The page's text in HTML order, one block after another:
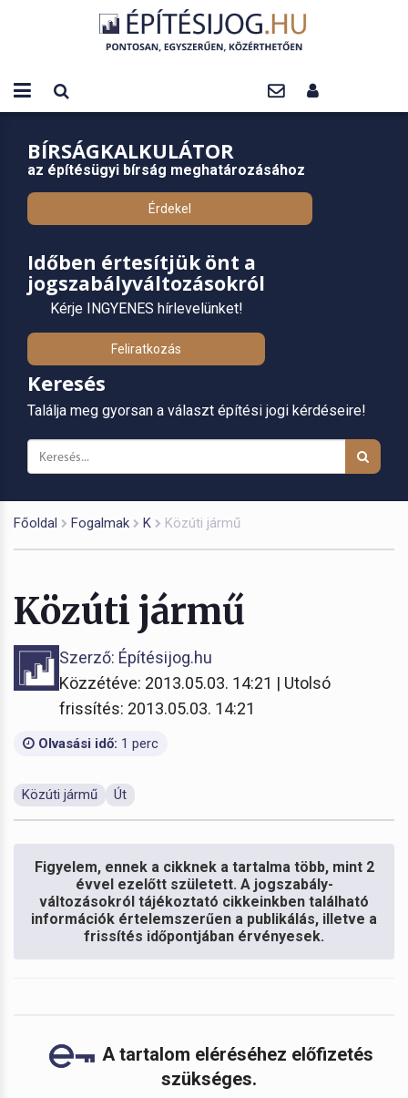
BÍRSÁGKALKULÁTOR
az építésügyi bírság meghatározásához
Érdekel
Időben értesítjük önt a
jogszabályváltozásokról
Kérje INGYENES hírlevelünket!
Feliratkozás
Keresés
Találja meg gyorsan a választ építési jogi kérdéseire!
Főoldal Fogalmak K Közúti jármű
Közúti jármű
Szerző: Építésijog.hu
Közzétéve: 2013.05.03. 14:21 | Utolsó
frissítés: 2013.05.03. 14:21
Olvasási idő: 1 perc
Közúti jármű Út
Figyelem, ennek a cikknek a tartalma több, mint 2
évvel ezelőtt született. A jogszabály-
változásokról tájékoztató cikkeinkben található
információk értelemszerűen a publikálás, illetve a
frissítés időpontjában érvényesek.
A tartalom eléréséhez előfizetés
szükséges.